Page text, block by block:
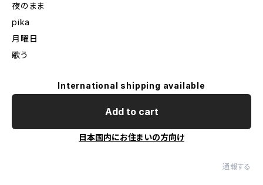
夜のまま
pika
月曜日
歌う
International shipping available
Add to cart
日本国内にお住まいの方向け
通報する